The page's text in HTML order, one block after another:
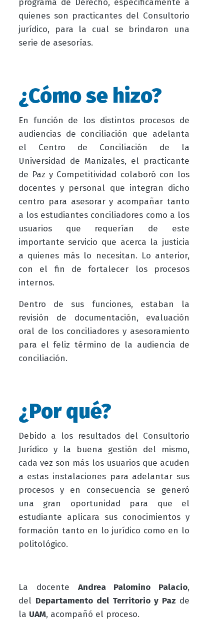
programa de Derecho, específicamente a
quienes son practicantes del Consultorio
jurídico, para la cual se brindaron una
serie de asesorías.
¿Cómo se hizo?
En función de los distintos procesos de
audiencias de conciliación que adelanta
el Centro de Conciliación de la
Universidad de Manizales, el practicante
de Paz y Competitividad colaboró con los
docentes y personal que integran dicho
centro para asesorar y acompañar tanto
a los estudiantes conciliadores como a los
usuarios que requerían de este
importante servicio que acerca la justicia
a quienes más lo necesitan. Lo anterior,
con el fin de fortalecer los procesos
internos.
Dentro de sus funciones, estaban la
revisión de documentación, evaluación
oral de los conciliadores y asesoramiento
para el feliz término de la audiencia de
conciliación.
¿Por qué?
Debido a los resultados del Consultorio
Jurídico y la buena gestión del mismo,
cada vez son más los usuarios que acuden
a estas instalaciones para adelantar sus
procesos y en consecuencia se generó
una gran oportunidad para que el
estudiante aplicara sus conocimientos y
formación tanto en lo jurídico como en lo
politológico.
La docente Andrea Palomino Palacio,
del Departamento del Territorio y Paz de
la UAM, acompañó el proceso.